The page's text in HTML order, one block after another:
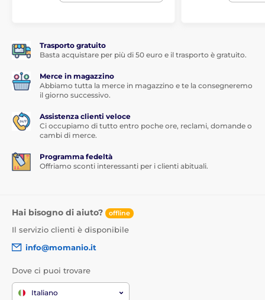
Trasporto gratuito
Basta acquistare per più di 50 euro e il trasporto è gratuito.
Merce in magazzino
Abbiamo tutta la merce in magazzino e te la consegneremo
il giorno successivo.
Assistenza clienti veloce
Ci occupiamo di tutto entro poche ore, reclami, domande o
cambi di merce.
Programma fedeltà
Offriamo sconti interessanti per i clienti abituali.
Hai bisogno di aiuto? offline
Il servizio clienti è disponibile
info@momanio.it
Dove ci puoi trovare
Italiano